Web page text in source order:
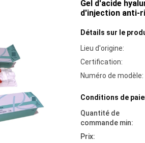
Gel d'acide
d'injection anti-
Détails sur le
Lieu d'origine:
Certification:
Numéro de modèle:
Conditions de
Quantité de
commande min:
Prix: